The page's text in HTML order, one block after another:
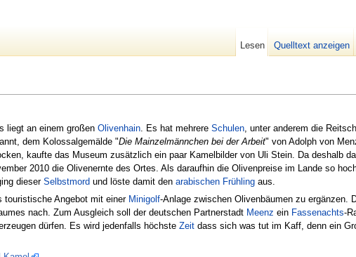
liegt an einem großen Olivenhain . Es hat mehrere Schulen , unter anderem die
dem Kolossalgemälde "Die Mainzelmännchen bei der Arbeit" von Adolph von
kaufte das Museum zusätzlich ein paar Kamelbilder von Uli Stein. Da deshalb
2010 die Olivenernte des Ortes. Als daraufhin die Olivenpreise im Lande so
dieser Selbstmord und löste damit den arabischen Frühling aus.
touristische Angebot mit einer Minigolf-Anlage zwischen Olivenbäumen zu ergänzen.
nach. Zum Ausgleich soll der deutschen Partnerstadt Meenz ein Fassenachts-
dürfen. Es wird jedenfalls höchste Zeit dass sich was tut im Kaff, denn ein
Lesen Quelltext anzeigen